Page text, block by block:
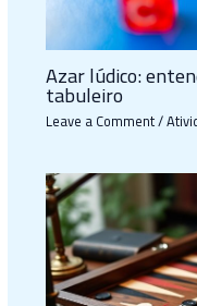
Azar lúdico:
tabuleiro
Leave a Comment/